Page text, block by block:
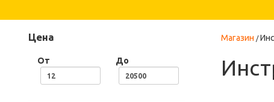
Цена
От До
Магазин